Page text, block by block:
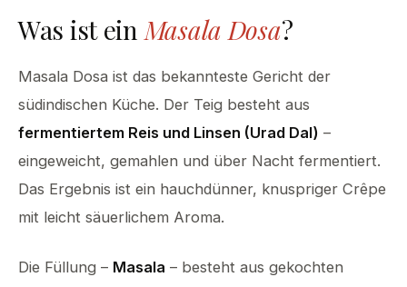
Was ist ein Masala Dosa?
Masala Dosa ist das bekannteste Gericht der
südindischen Küche. Der Teig besteht aus
fermentiertem Reis und Linsen (Urad Dal) –
eingeweicht, gemahlen und über Nacht fermentiert.
Das Ergebnis ist ein hauchdünner, knuspriger Crêpe
mit leicht säuerlichem Aroma.
Die Füllung – Masala – besteht aus gekochten